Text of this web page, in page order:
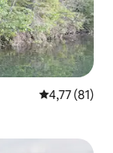
4,77 de uma
4,77 (81)